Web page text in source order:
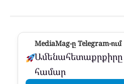
MediaMag-ը Telegram-ում
Ամենահետաքրքիրը
համար